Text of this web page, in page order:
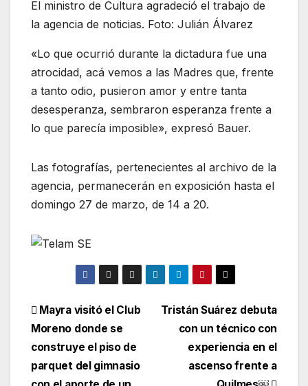
El ministro de Cultura agradeció el trabajo de
la agencia de noticias. Foto: Julián Álvarez
«Lo que ocurrió durante la dictadura fue una
atrocidad, acá vemos a las Madres que, frente
a tanto odio, pusieron amor y entre tanta
desesperanza, sembraron esperanza frente a
lo que parecía imposible», expresó Bauer.
Las fotografías, pertenecientes al archivo de la
agencia, permanecerán en exposición hasta el
domingo 27 de marzo, de 14 a 20.
Tristán Suárez debuta
con un técnico con
experiencia en el
ascenso frente a
Mayra visitó el Club
Moreno donde se
construye el piso de
parquet del gimnasio